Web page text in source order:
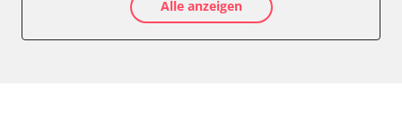
Fernlichtassistent
AGR Ventil anlernen
Luftmassenmesser anlernen
Alle anzeigen